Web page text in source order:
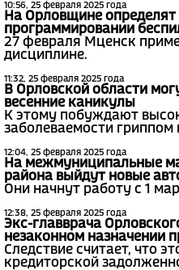
10:56, 25 февраля 2025 года
На Орловщине
программировании
27 февраля Мценск
дисциплине.
11:32, 25 февраля 2025 года
В Орловской области
весенние каникулы
К этому побуждают
заболеваемости гриппом
12:04, 25 февраля 2025 года
На межмуниципальные
района выйдут новые
Они начнут работу с 1
12:38, 25 февраля 2025 года
Экс-главврача
незаконном назначении
Следствие считает, что
кредиторской